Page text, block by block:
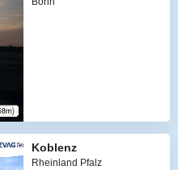
Koblenz
Rheinland Pfalz